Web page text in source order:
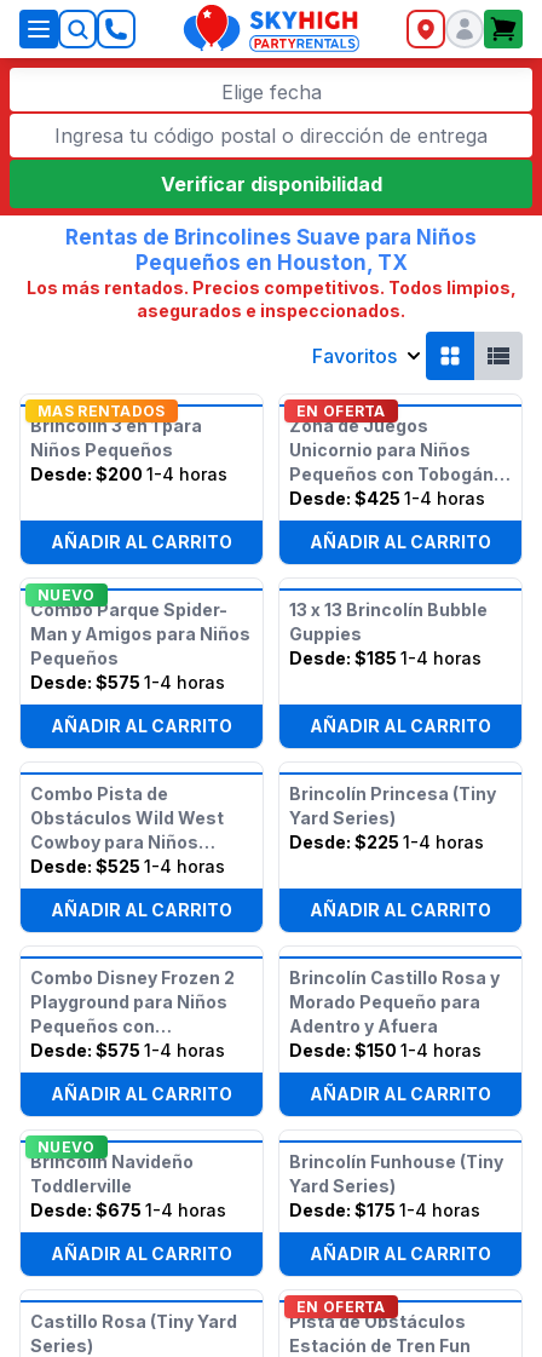
SkyHigh Logo
Elige fecha
Verificar disponibilidad
Rentas de Brincolines Suave para Niños
Pequeños en Houston, TX
Los más rentados. Precios competitivos. Todos limpios,
asegurados e inspeccionados.
Favoritos
MAS RENTADOS
Brincolín 3 en 1 para
Niños Pequeños
Desde: $200 1-4 horas
AÑADIR AL CARRITO
EN OFERTA
Zona de Juegos
Unicornio para Niños
Pequeños con Tobogán
(Seco o Húmedo)
Desde: $425 1-4 horas
AÑADIR AL CARRITO
NUEVO
Combo Parque Spider-
Man y Amigos para Niños
Pequeños
Desde: $575 1-4 horas
AÑADIR AL CARRITO
13 x 13 Brincolín Bubble
Guppies
Desde: $185 1-4 horas
AÑADIR AL CARRITO
Combo Pista de
Obstáculos Wild West
Cowboy para Niños
Pequeños
Desde: $525 1-4 horas
AÑADIR AL CARRITO
Brincolín Princesa (Tiny
Yard Series)
Desde: $225 1-4 horas
AÑADIR AL CARRITO
Combo Disney Frozen 2
Playground para Niños
Pequeños con
Obstáculos
Desde: $575 1-4 horas
AÑADIR AL CARRITO
Brincolín Castillo Rosa y
Morado Pequeño para
Adentro y Afuera
Desde: $150 1-4 horas
AÑADIR AL CARRITO
NUEVO
Brincolín Navideño
Toddlerville
Desde: $675 1-4 horas
AÑADIR AL CARRITO
Brincolín Funhouse (Tiny
Yard Series)
Desde: $175 1-4 horas
AÑADIR AL CARRITO
Castillo Rosa (Tiny Yard
Series)
EN OFERTA
Pista de Obstáculos
Estación de Tren Fun